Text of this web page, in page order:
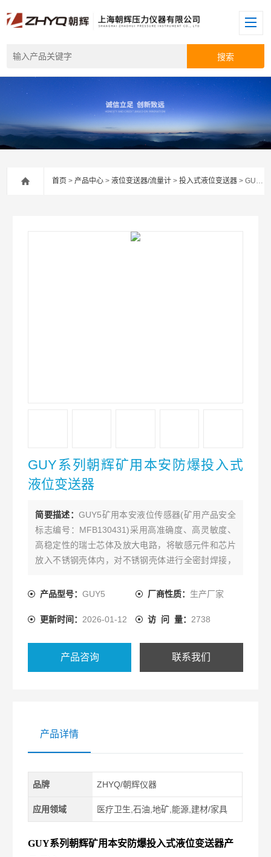
首页 >产品中心 >液位变送器/流量计 >投入式液位变送器 > GUY5GUY系列朝辉矿用本安防爆投入式液位变送器
GUY系列朝辉矿用本安防爆投入式
液位变送器
简要描述：GUY5矿用本安液位传感器(矿用产品安全
标志编号：MFB130431)采用高准确度、高灵敏度、
高稳定性的瑞士芯体及放大电路，将敏感元件和芯片
放入不锈钢壳体内，对不锈钢壳体进行全密封焊接，
通，测量液位不受气压影响，从而制成工业标准的4-
防爆投入式液位变送器
产品型号：GUY5 厂商性质： 生产厂家
更新时间： 2026-01-12 访 问 量： 2738
产品咨询 联系我们
产品详情
品牌 ZHYQ/朝辉仪器
应用领域 医疗卫生,石油,地矿,能源,建材/家具
GUY系列朝辉矿用本安防爆投入式液位变送器产